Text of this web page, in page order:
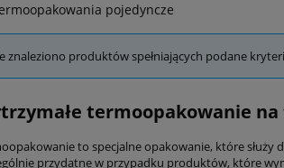
pojedyncze
znaleziono produktów spełniających podane
termoopakowanie
to specjalne opakowanie, które
przydatne w przypadku produktów, które